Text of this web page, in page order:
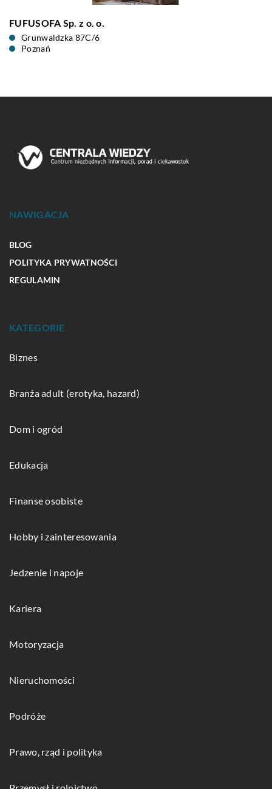
FUFUSOFA Sp. z o. o.
Grunwaldzka 87C/6
Poznań
NAWIGACJA
BLOG
POLITYKA PRYWATNOŚCI
REGULAMIN
KATEGORIE
Biznes
Branża adult (erotyka, hazard)
Dom i ogród
Edukacja
Finanse osobiste
Hobby i zainteresowania
Jedzenie i napoje
Kariera
Motoryzacja
Nieruchomości
Podróże
Prawo, rząd i polityka